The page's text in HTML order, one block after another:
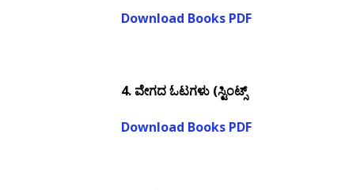
Download Books PDF
4. ವೇಗದ ಓಟಗಳು (ಸ್ಟಿಂಟ್ಸ್
Download Books PDF